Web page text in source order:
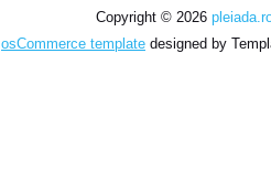
Copyright © 2026
osCommerce template designed by